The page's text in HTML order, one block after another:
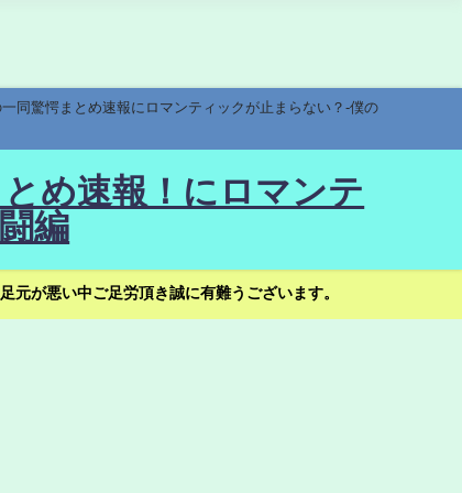
同驚愕まとめ速報にロマンティックが止まらない？-僕の
め速報！にロマンテ
編
が悪い中ご足労頂き誠に有難うございます。